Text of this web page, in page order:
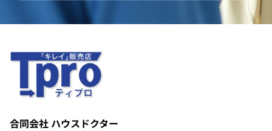
合同会社 ハウスドクター